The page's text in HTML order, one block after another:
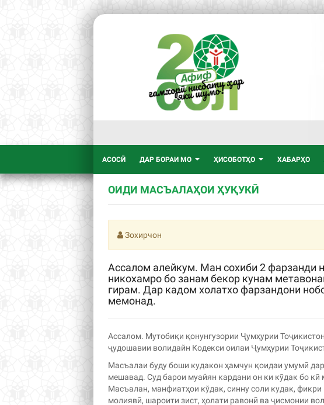
АСОСӢ ДАР БОРАИ МО ҲИСОБОТҲО ХАБАРҲО
ОИДИ МАСЪАЛАҲОИ ҲУҚУКӢ
Зохирчон
Ассалом алейкум. Ман сохиби 2 фарзанди
никохамро бо занам бекор кунам
гирам. Дар кадом холатхо фарзандони
мемонад.
Ассалом. Мутобиқи қонунгузории Ҷумҳурии
ҷудошавии волидайн Кодекси оилаи Ҷумҳурии
Масъалаи буду боши кудакон ҳамчун қоидаи умумӣ
мешавад. Суд барои муайян кардани он ки кӯдак бо
Масъалан, манфиатҳои кўдак, синну соли кудак,
молиявӣ, шароити зист, ҳолати равонӣ ва ҷисмонии